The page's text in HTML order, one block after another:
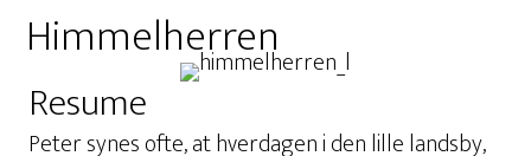
Himmelherren
Resume
Peter synes ofte, at hverdagen i den lille landsby,